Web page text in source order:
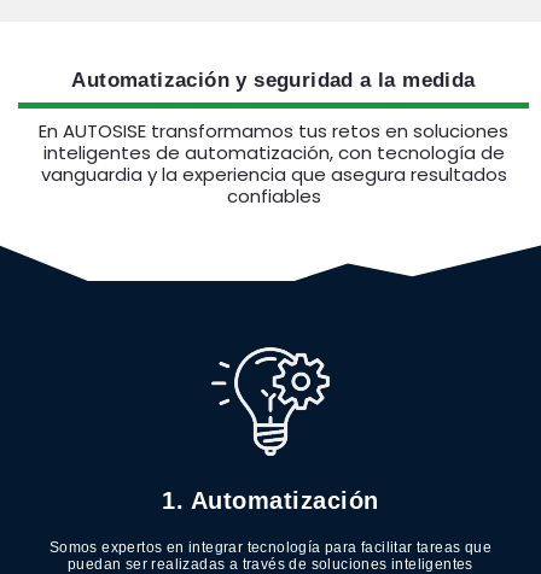
Automatización y seguridad a la medida
En AUTOSISE transformamos tus retos en soluciones
inteligentes de automatización, con tecnología de
vanguardia y la experiencia que asegura resultados
confiables
1. Automatización
Somos expertos en integrar tecnología para facilitar tareas que
puedan ser realizadas a través de soluciones inteligentes